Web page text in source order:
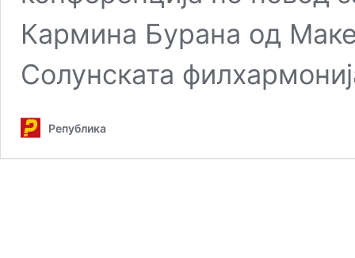
Кармина Бурана од
Солунската
Република